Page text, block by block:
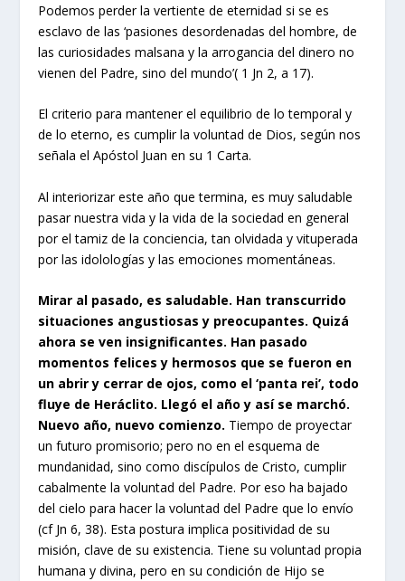
Podemos perder la vertiente de eternidad si se es
esclavo de las ‘pasiones desordenadas del hombre, de
las curiosidades malsana y la arrogancia del dinero no
vienen del Padre, sino del mundo’( 1 Jn 2, a 17).
El criterio para mantener el equilibrio de lo temporal y
de lo eterno, es cumplir la voluntad de Dios, según nos
señala el Apóstol Juan en su 1 Carta.
Al interiorizar este año que termina, es muy saludable
pasar nuestra vida y la vida de la sociedad en general
por el tamiz de la conciencia, tan olvidada y vituperada
por las idolologías y las emociones momentáneas.
Mirar al pasado, es saludable. Han transcurrido
situaciones angustiosas y preocupantes. Quizá
ahora se ven insignificantes. Han pasado
momentos felices y hermosos que se fueron en
un abrir y cerrar de ojos, como el ‘panta rei’, todo
fluye de Heráclito. Llegó el año y así se marchó.
Nuevo año, nuevo comienzo. Tiempo de proyectar
un futuro promisorio; pero no en el esquema de
mundanidad, sino como discípulos de Cristo, cumplir
cabalmente la voluntad del Padre. Por eso ha bajado
del cielo para hacer la voluntad del Padre que lo envío
(cf Jn 6, 38). Esta postura implica positividad de su
misión, clave de su existencia. Tiene su voluntad propia
humana y divina, pero en su condición de Hijo se